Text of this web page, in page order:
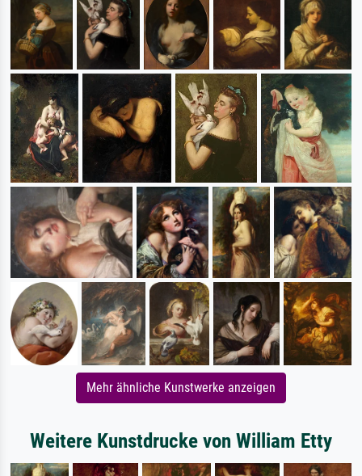
Mehr ähnliche Kunstwerke anzeigen
Weitere Kunstdrucke von William Etty